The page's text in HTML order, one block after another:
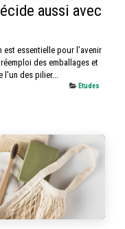
aussi avec
essentielle pour l’avenir
des emballages et
des pilier...
Etudes